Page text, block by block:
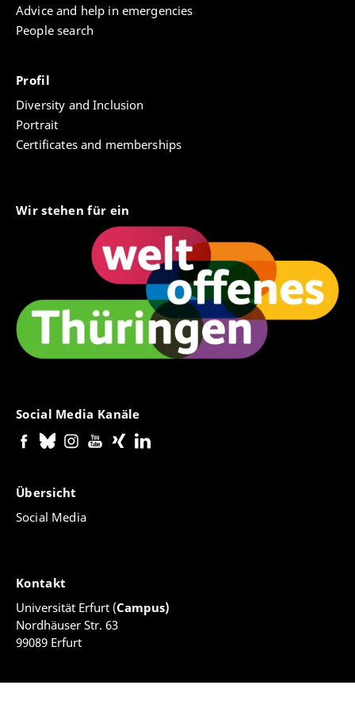
Advice and help in emergencies
People search
Profil
Diversity and Inclusion
Portrait
Certificates and memberships
Wir stehen für ein
Social Media Kanäle
Übersicht
Social Media
Kontakt
Universität Erfurt (Campus)
Nordhäuser Str. 63
99089 Erfurt